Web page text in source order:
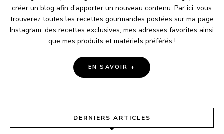
créer un blog afin d’apporter un nouveau contenu. Par ici, vous
trouverez toutes les recettes gourmandes postées sur ma page
Instagram, des recettes exclusives, mes adresses favorites ainsi
que mes produits et matériels préférés !
EN SAVOIR +
DERNIERS ARTICLES